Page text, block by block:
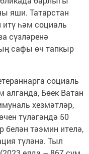
яши. Татарстан
һәм социаль
сүзләренә
сафы өч тапкыр
социаль
Бөек Ватан
хезмәтләр,
түләгәндә 50
белән тәэмин ителә,
түләнә. Тыл